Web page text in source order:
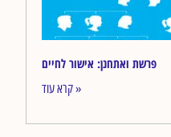
פרשת ואתחנן: אישור לחיים
קרא עוד »